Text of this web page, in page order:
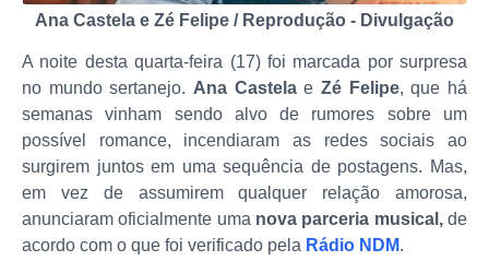
Ana Castela e Zé Felipe / Reprodução - Divulgação
A noite desta quarta-feira (17) foi marcada por surpresa
no mundo sertanejo. Ana CastelaeZé Felipe, que há
semanas vinham sendo alvo de rumores sobre um
possível romance, incendiaram as redes sociais ao
surgirem juntos em uma sequência de postagens. Mas,
em vez de assumirem qualquer relação amorosa,
anunciaram oficialmente uma nova parceria musical, de
acordo com o que foi verificado pela Rádio NDM.